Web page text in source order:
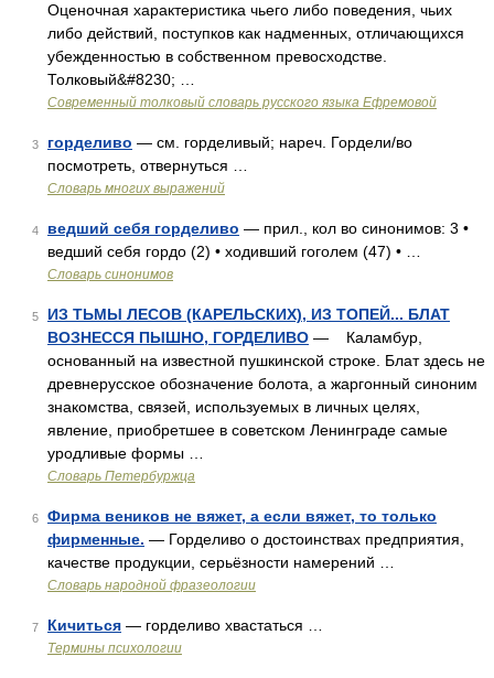
Оценочная характеристика чьего либо поведения, чьих
либо действий, поступков как надменных, отличающихся
убежденностью в собственном превосходстве.
Толковый&#8230; …
Современный толковый словарь русского языка Ефремовой
3 горделиво — см. горделивый; нареч. Гордели/во
посмотреть, отвернуться …
Словарь многих выражений
4 ведший себя горделиво — прил., кол во синонимов: 3 •
ведший себя гордо (2) • ходивший гоголем (47) • …
Словарь синонимов
5
ИЗ ТЬМЫ ЛЕСОВ (КАРЕЛЬСКИХ), ИЗ ТОПЕЙ... БЛАТ
ВОЗНЕССЯ ПЫШНО, ГОРДЕЛИВО — Каламбур,
основанный на известной пушкинской строке. Блат здесь не
древнерусское обозначение болота, а жаргонный синоним
знакомства, связей, используемых в личных целях,
явление, приобретшее в советском Ленинграде самые
уродливые формы …
Словарь Петербуржца
6
Фирма веников не вяжет, а если вяжет, то только
фирменные. — Горделиво о достоинствах предприятия,
качестве продукции, серьёзности намерений …
Словарь народной фразеологии
7 Кичиться — горделиво хвастаться …
Термины психологии